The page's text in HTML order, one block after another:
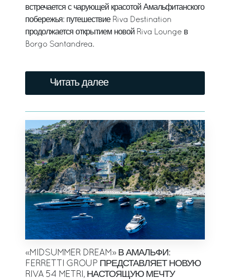
встречается с чарующей красотой Амальфитанского
побережья: путешествие Riva Destination
продолжается открытием новой Riva Lounge в
Borgo Santandrea.
Читать далее
«MIDSUMMER DREAM» В АМАЛЬФИ:
FERRETTI GROUP ПРЕДСТАВЛЯЕТ НОВУЮ
RIVA 54 METRI, НАСТОЯЩУЮ МЕЧТУ